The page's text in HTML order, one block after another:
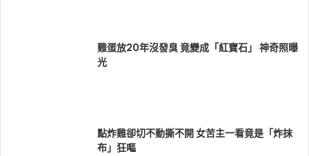
雞蛋放20年沒發臭 竟變成「紅寶石」 神奇照曝
光
點炸雞卻切不動撕不開 女苦主一看竟是「炸抹
布」狂嘔